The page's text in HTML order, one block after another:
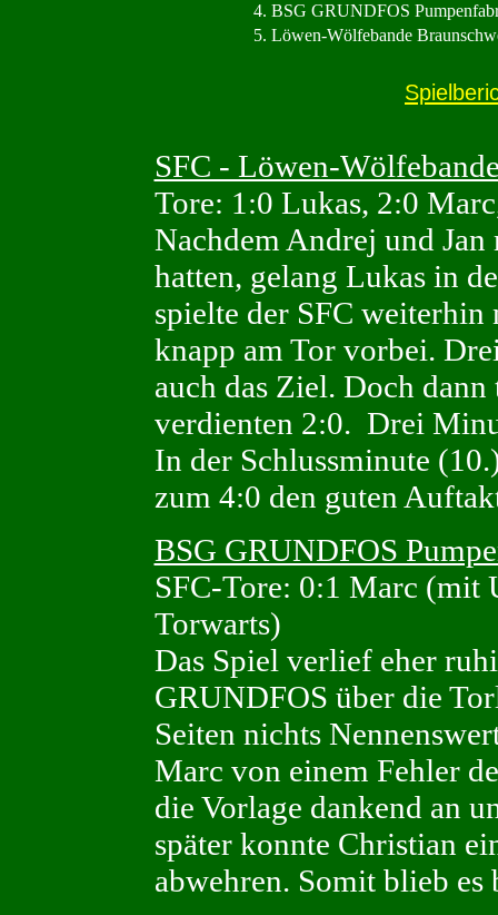
4. BSG GRUNDFOS
5. Löwen-Wölfebande
SFC - Löwen-
Tore: 1:0 Lukas, 2:0
Nachdem Andrej und Jan
hatten, gelang Lukas in
spielte der SFC
knapp am Tor vorbei.
auch das Ziel. Doch
verdienten 2:0. Drei
In der Schlussminute
zum 4:0 den guten
BSG GRUNDFOS
SFC-Tore: 0:1 Marc (mit
Torwarts)
Das Spiel verlief eher
GRUNDFOS über die
Seiten nichts
Marc von einem Fehler
die Vorlage dankend an
später konnte Christian
abwehren. Somit blieb